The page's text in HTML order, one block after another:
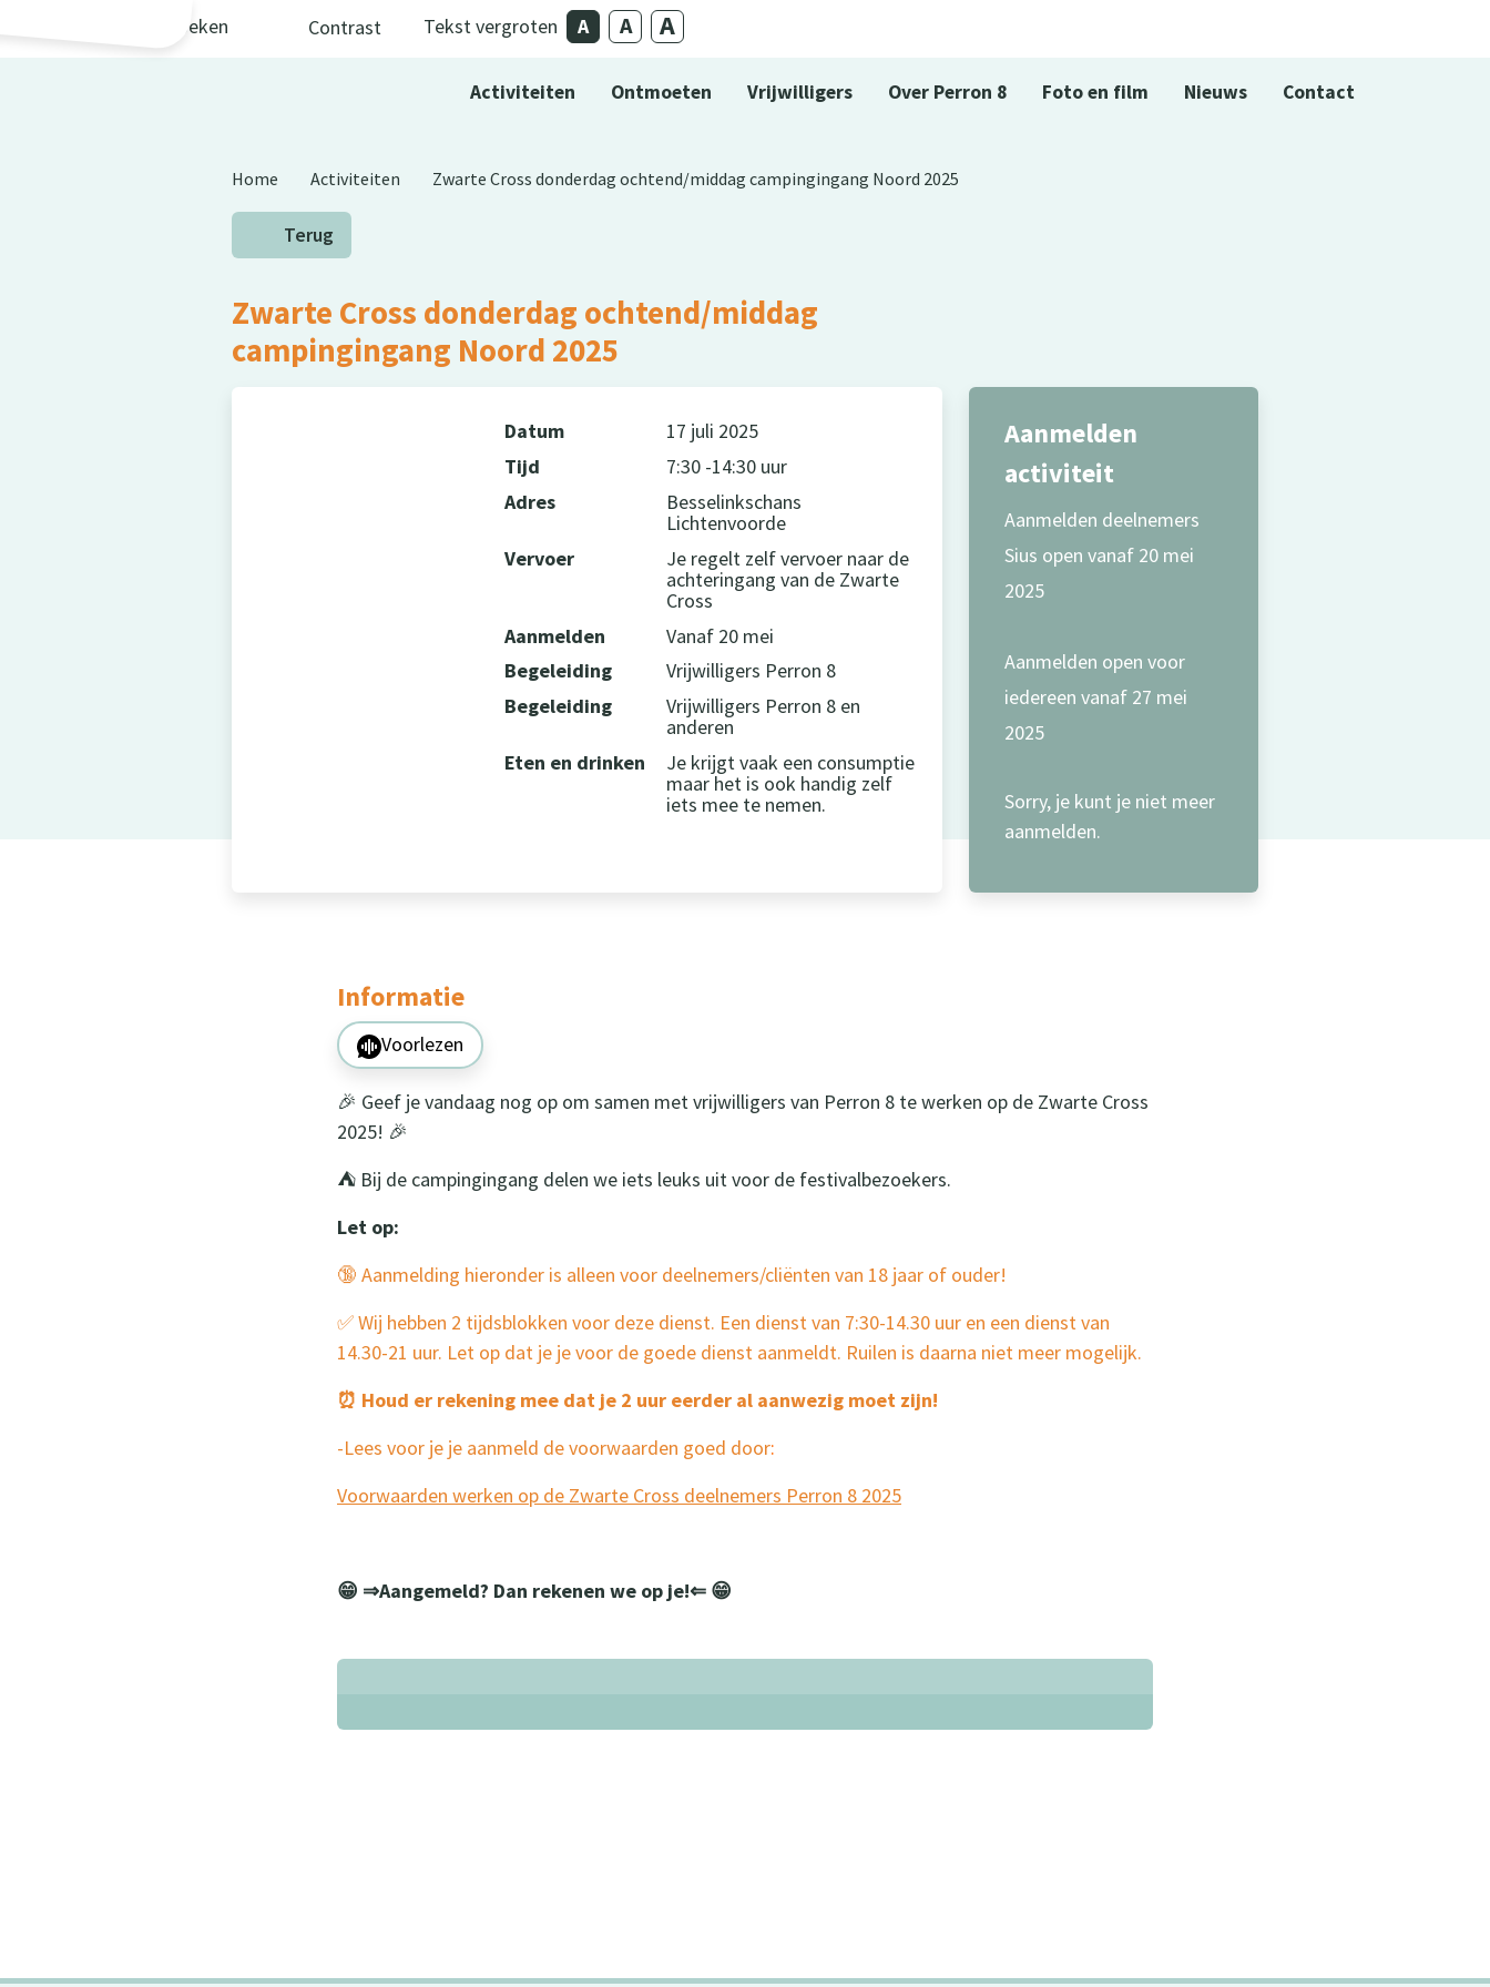
Activiteiten Ontmoeten Vrijwilligers Over Perron 8 Foto en film Nieuws Contact
Zoeken Contrast Tekst vergroten
Home Activiteiten Zwarte Cross donderdag ochtend/middag campingingang Noord 2025
Terug
Zwarte Cross donderdag ochtend/middag
campingingang Noord 2025
Datum
17 juli 2025
Tijd
7:30 -14:30 uur
Adres
Besselinkschans
Lichtenvoorde
Vervoer
Je regelt zelf vervoer naar de
achteringang van de Zwarte
Cross
Aanmelden
Vanaf 20 mei
Begeleiding
Vrijwilligers Perron 8
Begeleiding
Vrijwilligers Perron 8 en
anderen
Eten en drinken
Je krijgt vaak een consumptie
maar het is ook handig zelf
iets mee te nemen.
Aanmelden
activiteit
Aanmelden deelnemers
Sius open vanaf 20 mei
2025
Aanmelden open voor
iedereen vanaf 27 mei
2025
Sorry, je kunt je niet meer
aanmelden.
Informatie
Voorlezen
🎉 Geef je vandaag nog op om samen met vrijwilligers van Perron 8 te werken op de Zwarte Cross
2025! 🎉
⛺ Bij de campingingang delen we iets leuks uit voor de festivalbezoekers.
Let op:
🔞 Aanmelding hieronder is alleen voor deelnemers/cliënten van 18 jaar of ouder!
✅ Wij hebben 2 tijdsblokken voor deze dienst. Een dienst van 7:30-14.30 uur en een dienst van
14.30-21 uur. Let op dat je je voor de goede dienst aanmeldt. Ruilen is daarna niet meer mogelijk.
⏰ Houd er rekening mee dat je 2 uur eerder al aanwezig moet zijn!
-Lees voor je je aanmeld de voorwaarden goed door:
Voorwaarden werken op de Zwarte Cross deelnemers Perron 8 2025
😁 ⇒Aangemeld? Dan rekenen we op je!⇐ 😁